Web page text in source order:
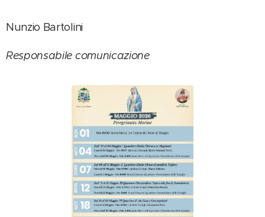
Nunzio Bartolini
Responsabile comunicazione